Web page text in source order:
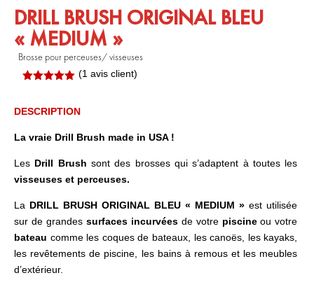
DRILL BRUSH ORIGINAL BLEU
« MEDIUM »
Brosse pour perceuses/ visseuses
basé sur
(1 avis client)
DESCRIPTION
La vraie Drill Brush made in USA !
Les Drill Brush sont des brosses qui s’adaptent à toutes les
visseuses et perceuses.
La DRILL BRUSH ORIGINAL BLEU « MEDIUM » est utilisée
sur de grandes surfaces incurvées de votre piscineou votre
bateau comme les coques de bateaux, les canoës, les kayaks,
les revêtements de piscine, les bains à remous et les meubles
d’extérieur.